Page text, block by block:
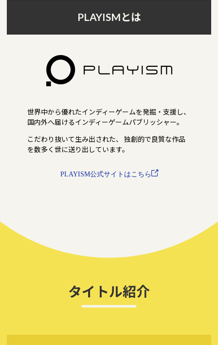
PLAYISMとは
世界中から優れたインディーゲームを発掘・支援し、
国内外へ届けるインディーゲームパブリッシャー。
こだわり抜いて生み出された、 独創的で良質な作品
を数多く世に送り出しています。
PLAYISM公式サイトはこちら
タイトル紹介